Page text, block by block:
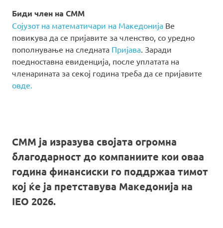
Биди член на СММ
Сојузот на математичари на Македонија Ве
повикува да се пријавите за членство, со уредно
пополнување на следната Пријава. Заради
поедноставна евиденција, после уплатата на
членарината за секој година треба да се пријавите
овде.
СММ ја изразува својата огромна
благодарност до компаниите кои оваа
година финансиски го поддржаа тимот
кој ќе ја претставува Македонија на
IEO 2026.